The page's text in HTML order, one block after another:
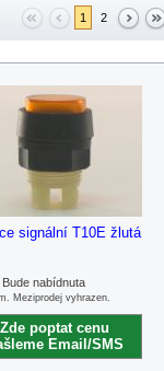
1 2
signální T10E žlutá
nabídnuta
Meziprodej vyhrazen.
Zde poptat cenu
Email/SMS